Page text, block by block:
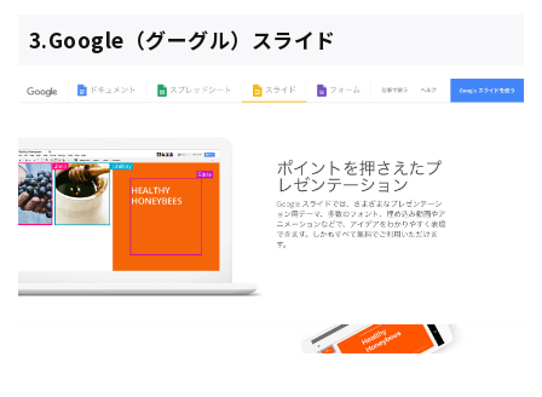
3.Google（グーグル）スライド